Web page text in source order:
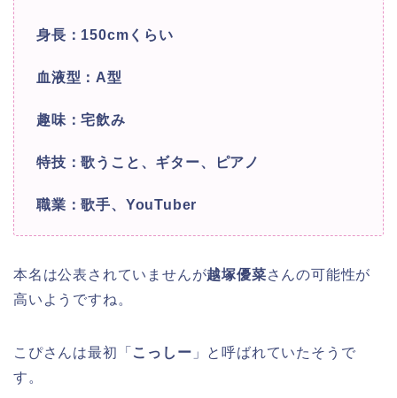
身長：150cmくらい
血液型：A型
趣味：宅飲み
特技：歌うこと、ギター、ピアノ
職業：歌手、YouTuber
本名は公表されていませんが越塚優菜さんの可能性が
高いようですね。
こぴさんは最初「 こっしー 」と呼ばれていたそうで
す。